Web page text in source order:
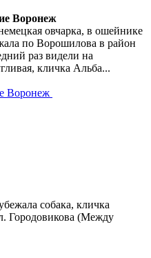
Воронеж
овчарка, в ошейнике
по Ворошилова в район
раз видели на
кличка Альба...
Воронеж
собака, кличка
Городовикова (Между